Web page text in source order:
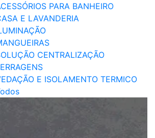
PARA BANHEIRO
E LAVANDERIA
CENTRALIZAÇÃO
E ISOLAMENTO TERMICO